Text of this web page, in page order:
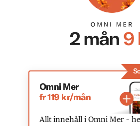
Omni Mer
fr 119 kr/mån
Allt innehåll i Omni Mer –